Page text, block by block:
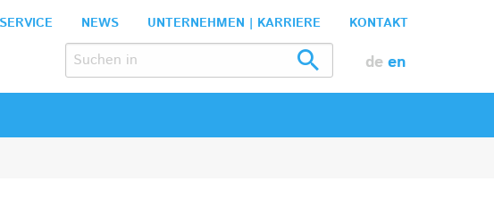
SERVICE NEWS UNTERNEHMEN | KARRIERE KONTAKT
de en